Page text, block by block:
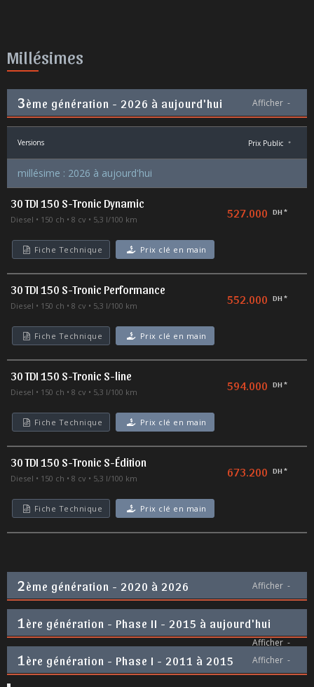
Millésimes
3ème génération - 2026 à aujourd'hui Afficher -
Versions Prix Public *
millésime : 2026 à aujourd'hui
30 TDI 150 S-Tronic Dynamic
Diesel 150 ch 8 cv 5,3 l/100 km 527.000 DH *
Fiche Technique Prix clé en main
30 TDI 150 S-Tronic Performance
Diesel 150 ch 8 cv 5,3 l/100 km 552.000 DH *
Fiche Technique Prix clé en main
30 TDI 150 S-Tronic S-line
Diesel 150 ch 8 cv 5,3 l/100 km 594.000 DH *
Fiche Technique Prix clé en main
30 TDI 150 S-Tronic S-Édition
Diesel 150 ch 8 cv 5,3 l/100 km 673.200 DH *
Fiche Technique Prix clé en main
2ème génération - 2020 à 2026 Afficher -
1ère génération - Phase II - 2015 à aujourd'hui
Afficher -
1ère génération - Phase I - 2011 à 2015 Afficher -